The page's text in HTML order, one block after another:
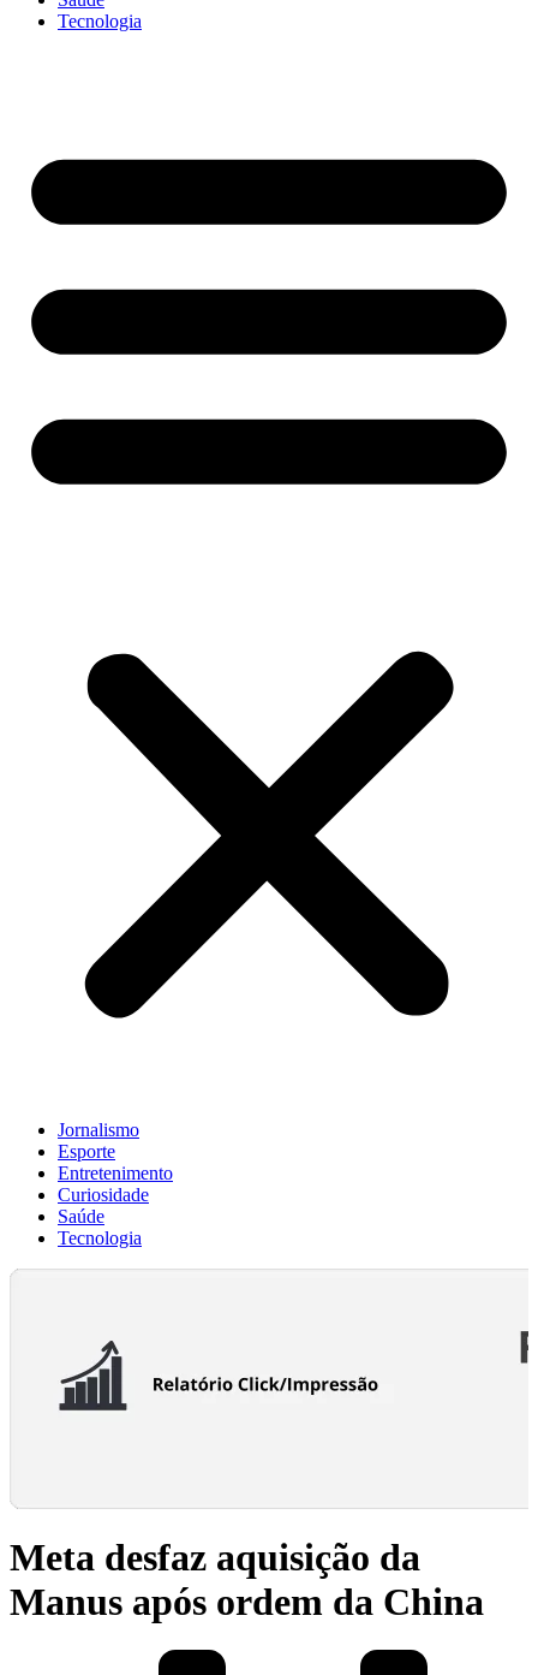
Tecnologia
Jornalismo
Esporte
Entretenimento
Curiosidade
Saúde
Tecnologia
Meta desfaz aquisição da
Manus após ordem da China